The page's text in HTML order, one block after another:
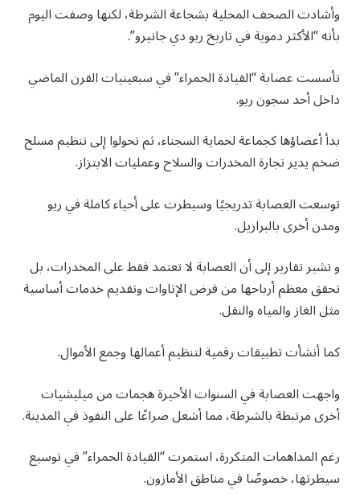
وأشادت الصحف المحلية بشجاعة الشرطة، لكنها وصفت اليوم
بأنه “الأكثر دموية في تاريخ ريو دي جانيرو”.
تأسست عصابة “القيادة الحمراء” في سبعينيات القرن الماضي
داخل أحد سجون ريو.
بدأ أعضاؤها كجماعة لحماية السجناء، ثم تحولوا إلى تنظيم مسلح
ضخم يدير تجارة المخدرات والسلاح وعمليات الابتزاز.
توسعت العصابة تدريجيًا وسيطرت على أحياء كاملة في ريو
ومدن أخرى بالبرازيل.
و تشير تقارير إلى أن العصابة لا تعتمد فقط على المخدرات، بل
تحقق معظم أرباحها من فرض الإتاوات وتقديم خدمات أساسية
مثل الغاز والمياه والنقل.
كما أنشأت تطبيقات رقمية لتنظيم أعمالها وجمع الأموال.
واجهت العصابة في السنوات الأخيرة هجمات من ميليشيات
أخرى مرتبطة بالشرطة، مما أشعل صراعًا على النفوذ في المدينة.
رغم المداهمات المتكررة، استمرت “القيادة الحمراء” في توسيع
سيطرتها، خصوصًا في مناطق الأمازون.